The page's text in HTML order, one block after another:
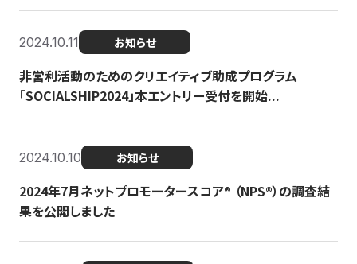
2024.10.11 お知らせ
非営利活動のためのクリエイティブ助成プログラム
「SOCIALSHIP2024」本エントリー受付を開始...
2024.10.10 お知らせ
2024年7月ネットプロモータースコア®︎ （NPS®︎）の調査結
果を公開しました